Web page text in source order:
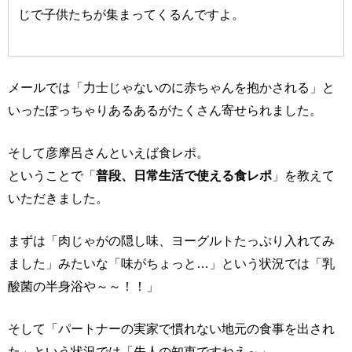
じで子供たちが集まってくるんですよ。
メールでは「力士じゃないのに赤ちゃんを抱かされる」と
いったぽっちゃりあるあるがたくさん寄せられました。
そして彦摩呂さんといえば食レポ。
ということで「普段、日常生活で使える食レポ 」を教えて
いただきました。
まずは「肉じゃがの隠し味、ヨーグルトたっぷり入れてみ
ました」みたいな「味がちょっと…」という状況では「乳
酸菌の半身浴や～～！！」
そして「パートナーの実家で慣れない地元の食事を出され